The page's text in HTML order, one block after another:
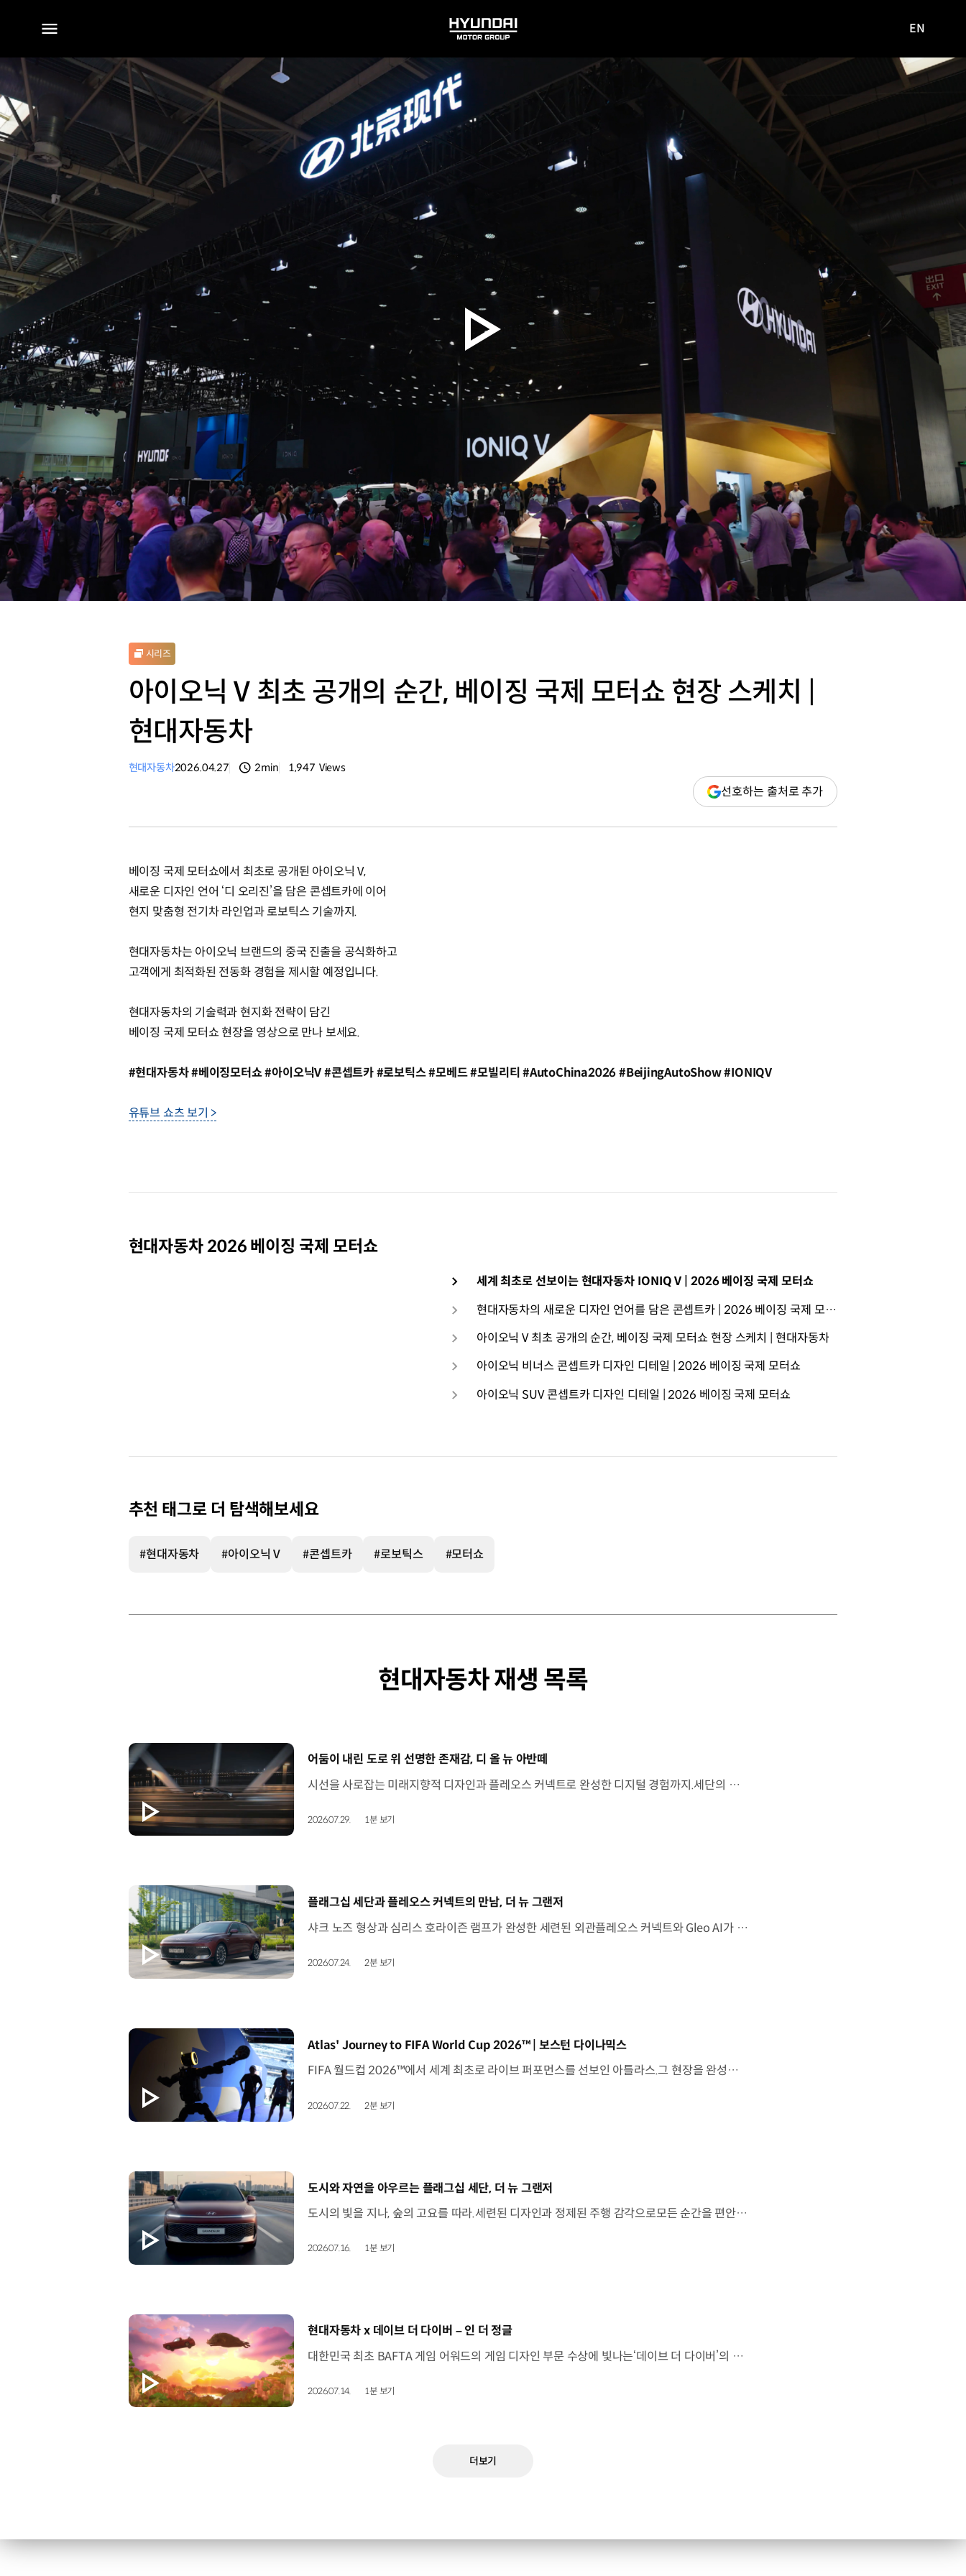
전체
HYUNDAI
MOTOR
GROUP
사이트로
이동
EN
시리즈
아이오닉 V 최초 공개의 순간, 베이징 국제 모터쇼 현장 스케치 |
현대자동차
현대자동차2026.04.27 2min 1,947 Views
선호하는 출처로 추가(새
창
열림)
베이징 국제 모터쇼에서 최초로 공개된 아이오닉 V,
새로운 디자인 언어 ‘디 오리진’을 담은 콘셉트카에 이어
현지 맞춤형 전기차 라인업과 로보틱스 기술까지.
현대자동차는 아이오닉 브랜드의 중국 진출을 공식화하고
고객에게 최적화된 전동화 경험을 제시할 예정입니다.
현대자동차의 기술력과 현지화 전략이 담긴
베이징 국제 모터쇼 현장을 영상으로 만나 보세요.
#현대자동차 #베이징모터쇼 #아이오닉V #콘셉트카 #로보틱스 #모베드 #모빌리티 #AutoChina2026 #BeijingAutoShow #IONIQV
유튜브 쇼츠 보기 >
현대자동차 2026 베이징 국제 모터쇼
세계 최초로 선보이는 현대자동차 IONIQ V | 2026 베이징 국제 모터쇼
현대자동차의 새로운 디자인 언어를 담은 콘셉트카 | 2026 베이징 국제 모터쇼
아이오닉 V 최초 공개의 순간, 베이징 국제 모터쇼 현장 스케치 | 현대자동차
아이오닉 비너스 콘셉트카 디자인 디테일 | 2026 베이징 국제 모터쇼
아이오닉 SUV 콘셉트카 디자인 디테일 | 2026 베이징 국제 모터쇼
추천 태그로 더 탐색해보세요
#현대자동차 #아이오닉 V #콘셉트카 #로보틱스 #모터쇼
현대자동차 재생 목록
[동영상]
어둠이 내린 도로 위 선명한 존재감, 디 올 뉴 아반떼
시선을 사로잡는 미래지향적 디자인과 플레오스 커넥트로 완성한 디지털 경험까지.세단의 새로운 기준을 제시하는 디 올 뉴 아반떼를 만나보세요. *본 영상은 AI를 활용해 제작했습니다. #현대자동차 #디올뉴아반떼 #아반떼 #플레오스커넥트 #글레오AI 유튜브 쇼츠 보기
2026.07.29. 1분 보기
[동영상]
플래그십 세단과 플레오스 커넥트의 만남, 더 뉴 그랜저
샤크 노즈 형상과 심리스 호라이즌 램프가 완성한 세련된 외관플레오스 커넥트와 Gleo AI가 만드는 스마트한 운전 경험까지. 새롭게 진화한 더 뉴 그랜저를 영상으로 만나보세요. #현대자동차 #더뉴그랜저 #플레오스커넥트 #그랜저 #플래그십세단 #TheNewGrandeur #PleosConnect
2026.07.24. 2분 보기
[동영상]
Atlas' Journey to FIFA World Cup 2026™ | 보스턴 다이나믹스
FIFA 월드컵 2026™에서 세계 최초로 라이브 퍼포먼스를 선보인 아틀라스.그 현장을 완성한 시니어 프로그램 매니저 세스 데이비스(Seth Davis)가 전하는 퍼포먼스의 비하인드 스토리를 만나보세요. 인터뷰 전문 보기 ▶ 자세히 보기 ▶ #현대자동차 #보스턴다이나믹스 #아틀라스 #로보틱스 #BostonDynamics #Atlas #Robotics #NextStartsNow
2026.07.22. 2분 보기
[동영상]
도시와 자연을 아우르는 플래그십 세단, 더 뉴 그랜저
도시의 빛을 지나, 숲의 고요를 따라.세련된 디자인과 정제된 주행 감각으로모든 순간을 편안하게 완성하는 더 뉴 그랜저를 만나보세요. *본 영상은 AI를 활용해 제작했습니다. #현대자동차 #더뉴그랜저 #플래그십세단 #그랜저 #플레오스커넥트
2026.07.16. 1분 보기
[동영상]
현대자동차 x 데이브 더 다이버 – 인 더 정글
대한민국 최초 BAFTA 게임 어워드의 게임 디자인 부문 수상에 빛나는‘데이브 더 다이버’의 최신 DLC에 포니 픽업이 등장합니다.데이브 더 다이버 - 인 더 정글 속 포니 픽업의 활약을 체험해 보세요. Steam, Nintendo Switch 2 Nintendo Switch, PS5 PS4, Xbox Series X|S, Epic Games Store에서 만나 볼 수 있습니다. #현대자동차 #데이브더다이버 #인더정글 #민트로켓 #게임콜라보 #포니픽업 #포니 유튜브 쇼츠 보기 >
2026.07.14. 1분 보기
더보기